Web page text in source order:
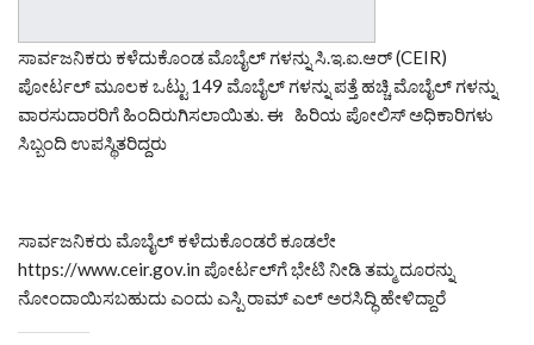
ಸಾರ್ವಜನಿಕರು ಕಳೆದುಕೊಂಡ ಮೊಬೈಲ್ ಗಳನ್ನು ಸಿ.ಇ.ಐ.ಆರ್‌ (CEIR)
ಪೋರ್ಟಲ್‌ ಮೂಲಕ ಒಟ್ಟು 149 ಮೊಬೈಲ್‌ ಗಳನ್ನು ಪತ್ತೆ ಹಚ್ಚಿ ಮೊಬೈಲ್‌ ಗಳನ್ನು
ವಾರಸುದಾರರಿಗೆ ಹಿಂದಿರುಗಿಸಲಾಯಿತು. ಈ ಹಿರಿಯ ಪೋಲಿಸ್ ಅಧಿಕಾರಿಗಳು
ಸಿಬ್ಬಂದಿ ಉಪಸ್ಥಿತರಿದ್ದರು
ಸಾರ್ವಜನಿಕರು ಮೊಬೈಲ್ ಕಳೆದುಕೊಂಡರೆ ಕೂಡಲೇ
https://www.ceir.gov.in ಪೋರ್ಟಲ್‌ಗೆ ಭೇಟಿ ನೀಡಿ ತಮ್ಮ ದೂರನ್ನು
ನೋಂದಾಯಿಸಬಹುದು ಎಂದು ಎಸ್ಪಿ ರಾಮ್ ಎಲ್ ಅರಸಿದ್ಧಿ ಹೇಳಿದ್ದಾರೆ